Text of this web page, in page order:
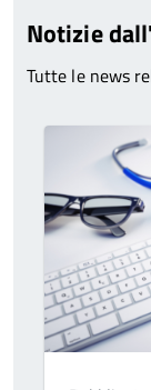
Notizie
Tutte le news